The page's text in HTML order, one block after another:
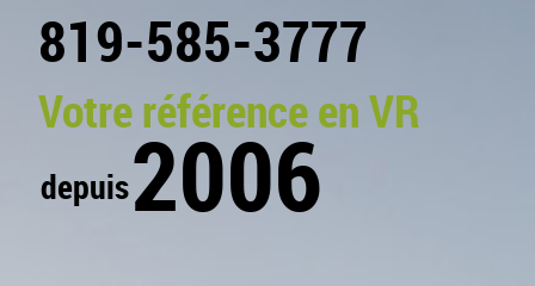
819-585-3777
Votre référence en VR
depuis2006